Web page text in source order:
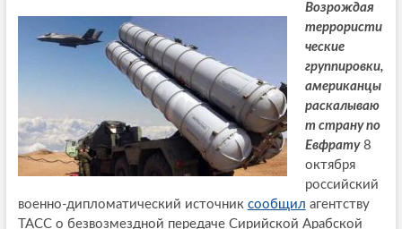
Возрождая
террористи
ческие
группировки,
американцы
раскалываю
т страну по
Евфрату8
октября
российский
военно-дипломатический источник сообщил агентству
ТАСС о безвозмездной передаче Сирийской Арабской